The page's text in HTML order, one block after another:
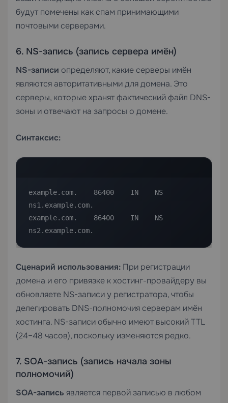
будут помечены как спам принимающими
почтовыми серверами.
6. NS-запись (запись сервера имён)
NS-записи определяют, какие серверы имён
являются авторитативными для домена. Это
серверы, которые хранят фактический файл DNS-
зоны и отвечают на запросы о домене.
Синтаксис:
example.com.    86400    IN    NS
ns1.example.com.
example.com.    86400    IN    NS
ns2.example.com.
Сценарий использования: При регистрации
домена и его привязке к хостинг-провайдеру вы
обновляете NS-записи у регистратора, чтобы
делегировать DNS-полномочия серверам имён
хостинга. NS-записи обычно имеют высокий TTL
(24–48 часов), поскольку изменяются редко.
7. SOA-запись (запись начала зоны
полномочий)
SOA-запись является первой записью в любом